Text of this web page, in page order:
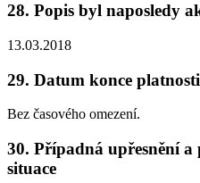
28. Popis byl naposledy
13.03.2018
29. Datum konce
Bez časového omezení.
30. Případná upřesnění
situace